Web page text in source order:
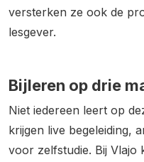
versterken ze ook de
lesgever.
Bijleren op drie
Niet iedereen leert op
krijgen live begeleiding,
voor zelfstudie. Bij Vlajo